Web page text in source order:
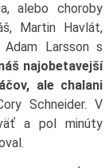
alebo choroby
Martin Havlát,
Adam Larsson s
najobetavejší
ale chalani
Schneider. V
a pol minúty